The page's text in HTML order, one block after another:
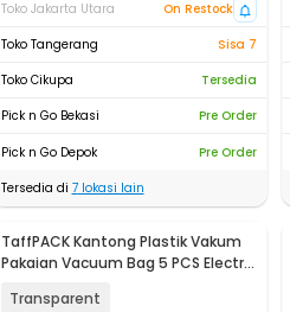
Toko Jakarta Utara
On Restock
Toko Tangerang
Sisa 7
Toko Cikupa
Tersedia
Pick n Go Bekasi
Pre Order
Pick n Go Depok
Pre Order
Tersedia di 7lokasi lain
TaffPACK Kantong Plastik Vakum
Pakaian Vacuum Bag 5 PCS Electric
Transparent